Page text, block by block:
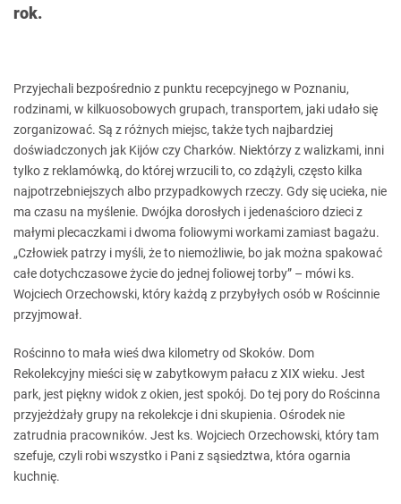
rok.
Przyjechali bezpośrednio z punktu recepcyjnego w Poznaniu,
rodzinami, w kilkuosobowych grupach, transportem, jaki udało się
zorganizować. Są z różnych miejsc, także tych najbardziej
doświadczonych jak Kijów czy Charków. Niektórzy z walizkami, inni
tylko z reklamówką, do której wrzucili to, co zdążyli, często kilka
najpotrzebniejszych albo przypadkowych rzeczy. Gdy się ucieka, nie
ma czasu na myślenie. Dwójka dorosłych i jedenaścioro dzieci z
małymi plecaczkami i dwoma foliowymi workami zamiast bagażu.
„Człowiek patrzy i myśli, że to niemożliwie, bo jak można spakować
całe dotychczasowe życie do jednej foliowej torby” – mówi ks.
Wojciech Orzechowski, który każdą z przybyłych osób w Rościnnie
przyjmował.
Rościnno to mała wieś dwa kilometry od Skoków. Dom
Rekolekcyjny mieści się w zabytkowym pałacu z XIX wieku. Jest
park, jest piękny widok z okien, jest spokój. Do tej pory do Rościnna
przyjeżdżały grupy na rekolekcje i dni skupienia. Ośrodek nie
zatrudnia pracowników. Jest ks. Wojciech Orzechowski, który tam
szefuje, czyli robi wszystko i Pani z sąsiedztwa, która ogarnia
kuchnię.